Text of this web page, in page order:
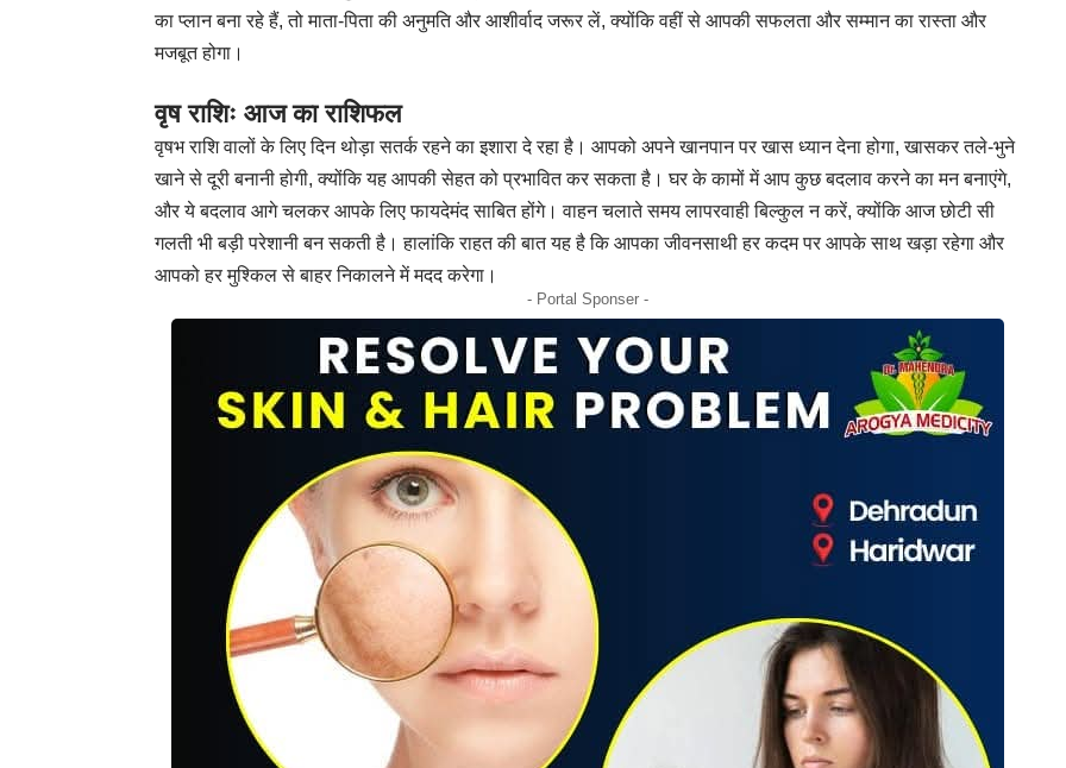
का प्लान बना रहे हैं, तो माता-पिता की अनुमति और आशीर्वाद जरूर लें, क्योंकि वहीं से आपकी सफलता और सम्मान का रास्ता और
मजबूत होगा।
वृष राशिः आज का राशिफल
वृषभ राशि वालों के लिए दिन थोड़ा सतर्क रहने का इशारा दे रहा है। आपको अपने खानपान पर खास ध्यान देना होगा, खासकर तले-भुने
खाने से दूरी बनानी होगी, क्योंकि यह आपकी सेहत को प्रभावित कर सकता है। घर के कामों में आप कुछ बदलाव करने का मन बनाएंगे,
और ये बदलाव आगे चलकर आपके लिए फायदेमंद साबित होंगे। वाहन चलाते समय लापरवाही बिल्कुल न करें, क्योंकि आज छोटी सी
गलती भी बड़ी परेशानी बन सकती है। हालांकि राहत की बात यह है कि आपका जीवनसाथी हर कदम पर आपके साथ खड़ा रहेगा और
आपको हर मुश्किल से बाहर निकालने में मदद करेगा।
- Portal Sponser -